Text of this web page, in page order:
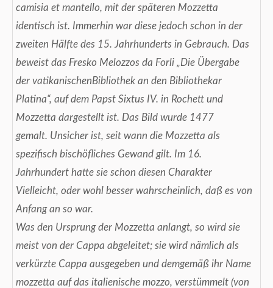
camisia et mantello, mit der späteren Mozzetta
identisch ist. Immerhin war diese jedoch schon in der
zweiten Hälfte des 15. Jahrhunderts in Gebrauch. Das
beweist das Fresko Melozzos da Forli „Die Übergabe
der vatikanischenBibliothek an den Bibliothekar
Platina“, auf dem Papst Sixtus IV. in Rochett und
Mozzetta dargestellt ist. Das Bild wurde 1477
gemalt. Unsicher ist, seit wann die Mozzetta als
spezifisch bischöfliches Gewand gilt. Im 16.
Jahrhundert hatte sie schon diesen Charakter
Vielleicht, oder wohl besser wahrscheinlich, daß es von
Anfang an so war.
Was den Ursprung der Mozzetta anlangt, so wird sie
meist von der Cappa abgeleitet; sie wird nämlich als
verkürzte Cappa ausgegeben und demgemäß ihr Name
mozzetta auf das italienische mozzo, verstümmelt (von